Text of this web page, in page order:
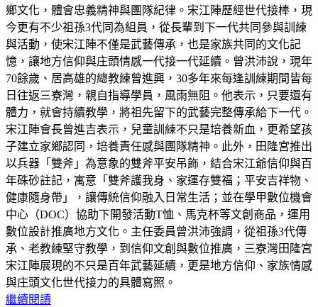
鄉文化，體會忠義精神與團隊紀律。宋江陣歷經世代接棒，現
今更有不少祖孫3代同為組員，從長輩到下一代共同參與訓練
與活動，使宋江陣不僅是武藝傳承，也是家族共同的文化記
憶，讓地方信仰與庄頭情感一代接一代延續。曾洪沛說，現年
70餘歲、居高雄的總教練曾進興，30多年來每逢訓練期間皆每
日往返三寮灣，親自指導學員，風雨無阻。他表示，只要還有
體力，就會持續教學，將祖先留下的武藝完整傳承給下一代。
宋江陣會長曾進吉表示，兒童訓練不只是培養新血，更希望孩
子建立家鄉認同，培養責任感與團隊精神。此外，田隆宮推出
以兵器「雙斧」為意象的雙斧平安吊飾，結合宋江爺信仰與百
年硃砂註記，寓意「雙斧護我身、家運存雙福；平安吉祥物、
健康隨身帶」，讓傳統信仰融入日常生活；並在學甲數位機會
中心（DOC）協助下開發活動T恤、馬克杯等文創商品，運用
數位設計推廣地方文化。主任委員曾洪沛強調，從祖孫3代傳
承、老教練堅守教學，到信仰文創與數位推廣，三寮灣田隆宮
宋江陣展現的不只是百年武藝延續，更是地方信仰、家族情感
與庄頭文化世代接力的具體寫照。
繼續閱讀